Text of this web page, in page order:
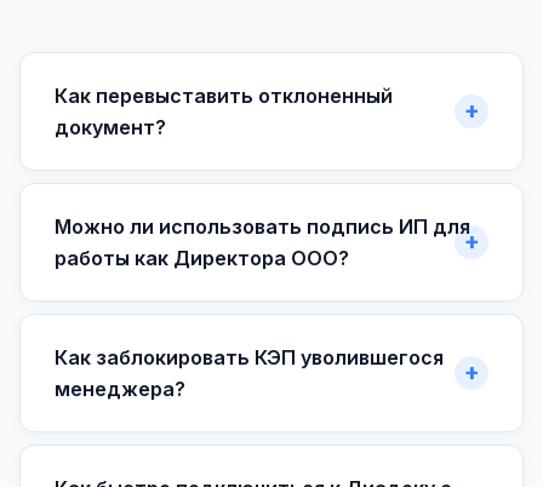
Как перевыставить отклоненный
документ?
Можно ли использовать подпись ИП для
работы как Директора ООО?
Как заблокировать КЭП уволившегося
менеджера?